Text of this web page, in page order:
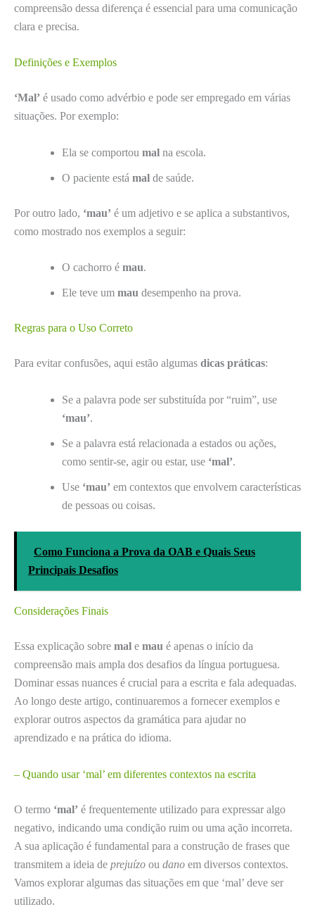
compreensão dessa diferença é essencial para uma comunicação
clara e precisa.
Definições e Exemplos
‘Mal’ é usado como advérbio e pode ser empregado em várias
situações. Por exemplo:
Ela se comportou mal na escola.
O paciente está mal de saúde.
Por outro lado, ‘mau’ é um adjetivo e se aplica a substantivos,
como mostrado nos exemplos a seguir:
O cachorro é mau.
Ele teve um mau desempenho na prova.
Regras para o Uso Correto
Para evitar confusões, aqui estão algumas dicas práticas:
Se a palavra pode ser substituída por “ruim”, use
‘mau’.
Se a palavra está relacionada a estados ou ações,
como sentir-se, agir ou estar, use ‘mal’.
Use ‘mau’ em contextos que envolvem características
de pessoas ou coisas.
Como Funciona a Prova da OAB e Quais Seus
Principais Desafios
Considerações Finais
Essa explicação sobre mal e mau é apenas o início da
compreensão mais ampla dos desafios da língua portuguesa.
Dominar essas nuances é crucial para a escrita e fala adequadas.
Ao longo deste artigo, continuaremos a fornecer exemplos e
explorar outros aspectos da gramática para ajudar no
aprendizado e na prática do idioma.
– Quando usar ‘mal’ em diferentes contextos na escrita
O termo ‘mal’ é frequentemente utilizado para expressar algo
negativo, indicando uma condição ruim ou uma ação incorreta.
A sua aplicação é fundamental para a construção de frases que
transmitem a ideia de prejuízo ou dano em diversos contextos.
Vamos explorar algumas das situações em que ‘mal’ deve ser
utilizado.